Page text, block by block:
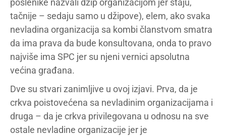
tačnije – sedaju samo u džipove), elem, ako svaka
nevladina organizacija sa kombi članstvom smatra
da ima prava da bude konsultovana, onda to pravo
najviše ima SPC jer su njeni vernici apsolutna
većina građana.
Dve su stvari zanimljive u ovoj izjavi. Prva, da je
crkva poistovećena sa nevladinim organizacijama i
druga – da je crkva privilegovana u odnosu na sve
ostale nevladine organizacije jer je